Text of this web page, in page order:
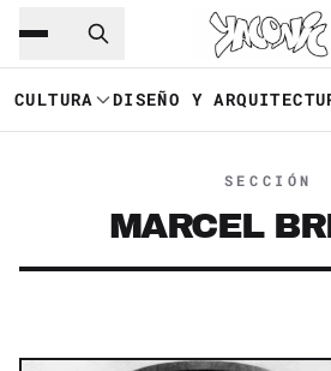
Saltar al contenido
CULTURA DISEÑO Y
SECCIÓN
MARCEL